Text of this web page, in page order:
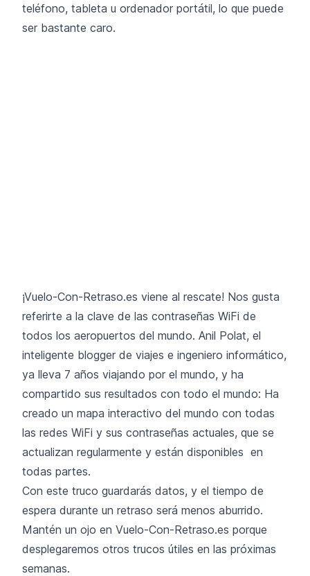
teléfono, tableta u ordenador portátil, lo que puede
ser bastante caro.
¡Vuelo-Con-Retraso.es viene al rescate! Nos gusta
referirte a la clave de las contraseñas WiFi de
todos los aeropuertos del mundo. Anil Polat, el
inteligente blogger de viajes e ingeniero informático,
ya lleva 7 años viajando por el mundo, y ha
compartido sus resultados con todo el mundo: Ha
creado un mapa interactivo del mundo con todas
las redes WiFi y sus contraseñas actuales, que se
actualizan regularmente y están disponibles en
todas partes.
Con este truco guardarás datos, y el tiempo de
espera durante un retraso será menos aburrido.
Mantén un ojo en Vuelo-Con-Retraso.es porque
desplegaremos otros trucos útiles en las próximas
semanas.